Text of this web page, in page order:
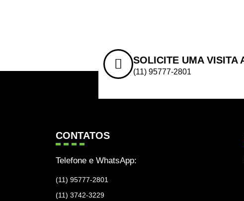
SOLICITE UMA VISITA
(11) 95777-2801
CONTATOS
Telefone e WhatsApp:
(11) 95777-2801
(11) 3742-3229